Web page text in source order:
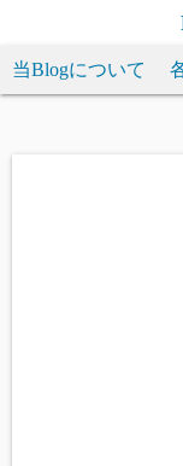
テ当Blogについて